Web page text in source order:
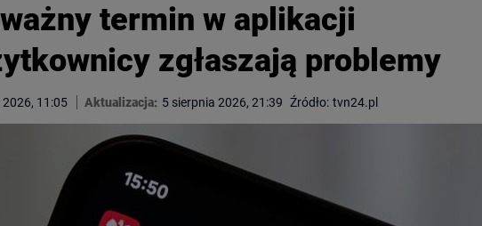
termin w aplikacji
zgłaszają problemy
2026, 11:05 Aktualizacja: 5 sierpnia 2026, 21:39 Źródło: tvn24.pl